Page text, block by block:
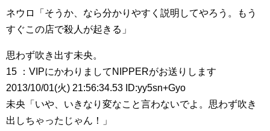
ネウロ「そうか、なら分かりやすく説明してやろう。もう
すぐこの店で殺人が起きる」
思わず吹き出す未央。
15 ：VIPにかわりましてNIPPERがお送りします
2013/10/01(火) 21:56:34.53 ID:yy5sn+Gyo
未央「いや、いきなり変なこと言わないでよ。思わず吹き
出しちゃったじゃん！」